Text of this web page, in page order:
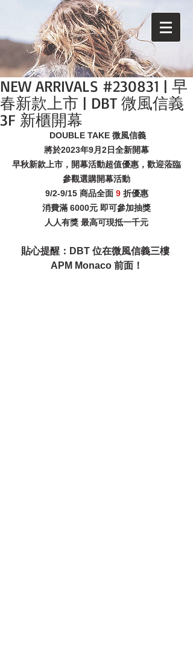
NEW ARRIVALS #230831 | 早
春新款上市 | DBT 微風信義
3F 新櫃開幕
DOUBLE TAKE 微風信義
將於2023年9月2日全新開幕
早秋新款上市，開幕活動超值優惠，歡迎蒞臨
參觀選購開幕活動
9/2-9/15 商品全面 9 折優惠
消費滿 6000元 即可參加抽獎
人人有獎 最高可現抵一千元
貼心提醒：DBT 位在微風信義三樓
APM Monaco 前面！